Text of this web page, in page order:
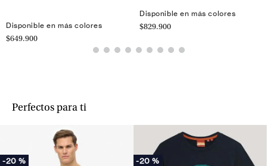
Disponible en más colores
$649.900
Disponible en más colores
$829.900
Perfectos para ti
-20 % -20 %